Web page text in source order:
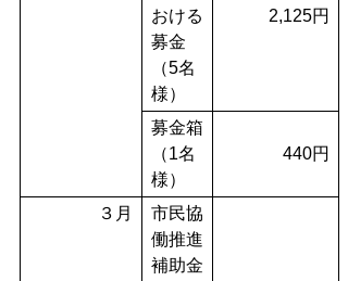
おける
募金
（5名
様）
2,125円
募金箱
（1名
様）
440円
３月
市民協
働推進
補助金